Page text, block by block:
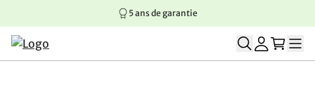
Aller au contenu principal
Aller à la navigation principale
Aller au pied de page
5 ans de garantie